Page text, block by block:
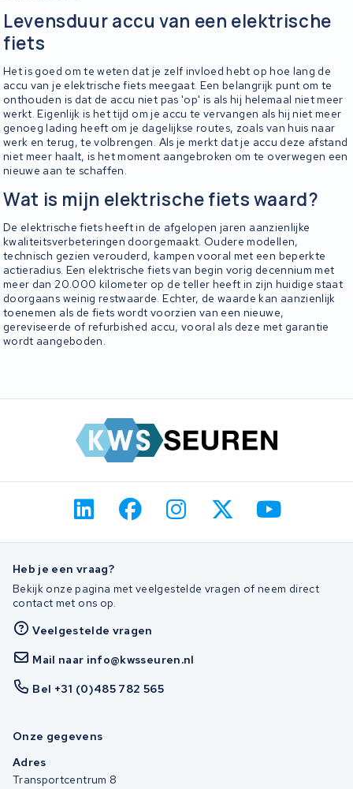
Levensduur accu van een elektrische
fiets
Het is goed om te weten dat je zelf invloed hebt op hoe lang de
accu van je elektrische fiets meegaat. Een belangrijk punt om te
onthouden is dat de accu niet pas 'op' is als hij helemaal niet meer
werkt. Eigenlijk is het tijd om je accu te vervangen als hij niet meer
genoeg lading heeft om je dagelijkse routes, zoals van huis naar
werk en terug, te volbrengen. Als je merkt dat je accu deze afstand
niet meer haalt, is het moment aangebroken om te overwegen een
nieuwe aan te schaffen.
Wat is mijn elektrische fiets waard?
De elektrische fiets heeft in de afgelopen jaren aanzienlijke
kwaliteitsverbeteringen doorgemaakt. Oudere modellen,
technisch gezien verouderd, kampen vooral met een beperkte
actieradius. Een elektrische fiets van begin vorig decennium met
meer dan 20.000 kilometer op de teller heeft in zijn huidige staat
doorgaans weinig restwaarde. Echter, de waarde kan aanzienlijk
toenemen als de fiets wordt voorzien van een nieuwe,
gereviseerde of refurbished accu, vooral als deze met garantie
wordt aangeboden.
Heb je een vraag?
Bekijk onze pagina met veelgestelde vragen of neem direct
contact met ons op.
Veelgestelde vragen
Mail naar info@kwsseuren.nl
Bel +31 (0)485 782 565
Onze gegevens
Adres
Transportcentrum 8